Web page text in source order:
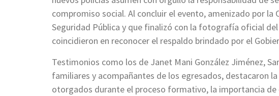
compromiso social. Al concluir el evento, amenizado por la
Seguridad Pública y que finalizó con la fotografía oficial
coincidieron en reconocer el respaldo brindado por el
Testimonios como los de Janet Mani González Jiménez,
familiares y acompañantes de los egresados, destacaron
otorgados durante el proceso formativo, la importancia de